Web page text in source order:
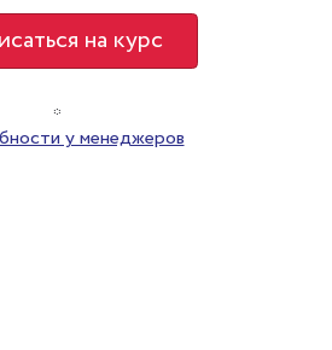
на курс
*
у менеджеров